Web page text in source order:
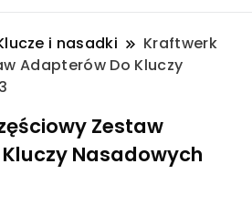
i nasadki
Kraftwerk
Adapterów Do Kluczy
Zestaw
Nasadowych